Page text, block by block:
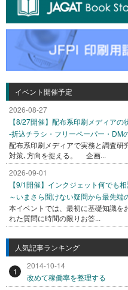
イベント開催予定
2026-08-27
【8/27開催】配布系印刷メディアの
-折込チラシ・フリーペーパー・DM
配布系印刷メディアで実務と調査研
対策､方向を捉える。 企画...
2026-09-01
【9/1開催】インクジェット何でも
～いまさら聞けない疑問から最先端
本イベントでは、最初に基礎知識を
れた質問に時間の限りお答...
人気記事ランキング
1
2014-10-14
改めて稼働率を整理する